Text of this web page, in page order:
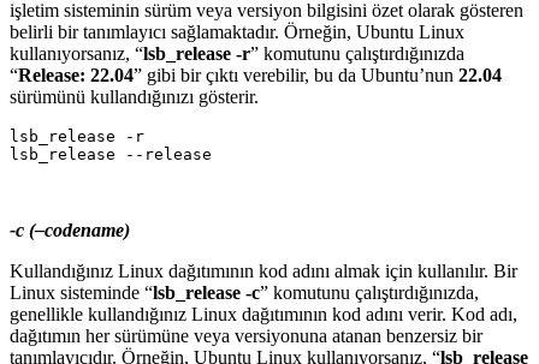
işletim sisteminin sürüm veya versiyon bilgisini özet olarak gösteren
belirli bir tanımlayıcı sağlamaktadır. Örneğin, Ubuntu Linux
kullanıyorsanız, “lsb_release -r” komutunu çalıştırdığınızda
“Release: 22.04” gibi bir çıktı verebilir, bu da Ubuntu’nun 22.04
sürümünü kullandığınızı gösterir.
lsb_release -r
-c (–codename)
Kullandığınız Linux dağıtımının kod adını almak için kullanılır. Bir
Linux sisteminde “lsb_release -c” komutunu çalıştırdığınızda,
genellikle kullandığınız Linux dağıtımının kod adını verir. Kod adı,
dağıtımın her sürümüne veya versiyonuna atanan benzersiz bir
tanımlayıcıdır. Örneğin, Ubuntu Linux kullanıyorsanız, “lsb_release